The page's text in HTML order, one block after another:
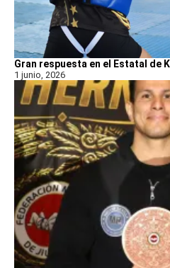
Gran respuesta en el Estatal de
1 junio, 2026